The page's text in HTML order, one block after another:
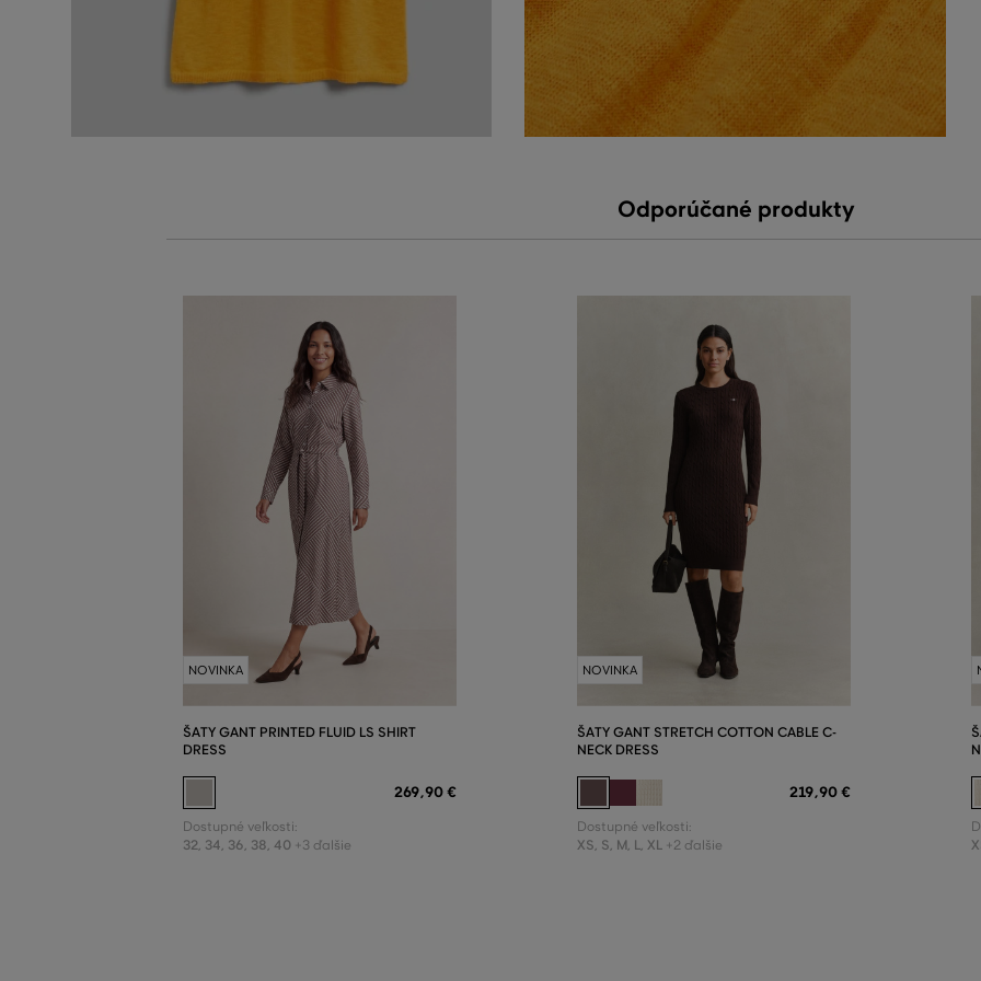
Odporúčané produkty
NOVINKA
ŠATY GANT PRINTED FLUID LS SHIRT
DRESS
269,90 €
Dostupné veľkosti:
32 34 36 38 40 +3 ďalšie
NOVINKA
ŠATY GANT STRETCH COTTON CABLE C-
NECK DRESS
219,90 €
Dostupné veľkosti:
XS S M L XL +2 ďalšie